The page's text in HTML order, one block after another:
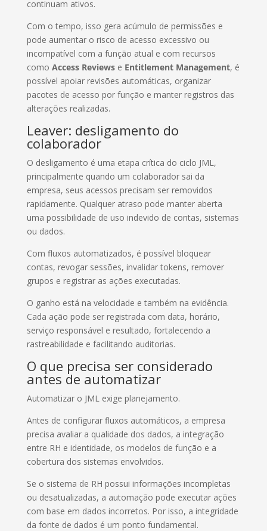
continuam ativos.
Com o tempo, isso gera acúmulo de permissões e
pode aumentar o risco de acesso excessivo ou
incompatível com a função atual e com recursos
como Access Reviewse Entitlement Management, é
possível apoiar revisões automáticas, organizar
pacotes de acesso por função e manter registros das
alterações realizadas.
Leaver: desligamento do
colaborador
O desligamento é uma etapa crítica do ciclo JML,
principalmente quando um colaborador sai da
empresa, seus acessos precisam ser removidos
rapidamente. Qualquer atraso pode manter aberta
uma possibilidade de uso indevido de contas, sistemas
ou dados.
Com fluxos automatizados, é possível bloquear
contas, revogar sessões, invalidar tokens, remover
grupos e registrar as ações executadas.
O ganho está na velocidade e também na evidência.
Cada ação pode ser registrada com data, horário,
serviço responsável e resultado, fortalecendo a
rastreabilidade e facilitando auditorias.
O que precisa ser considerado
antes de automatizar
Automatizar o JML exige planejamento.
Antes de configurar fluxos automáticos, a empresa
precisa avaliar a qualidade dos dados, a integração
entre RH e identidade, os modelos de função e a
cobertura dos sistemas envolvidos.
Se o sistema de RH possui informações incompletas
ou desatualizadas, a automação pode executar ações
com base em dados incorretos. Por isso, a integridade
da fonte de dados é um ponto fundamental.